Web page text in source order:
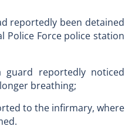
reportedly been detained
Police Force police station
guard reportedly noticed
breathing;
to the infirmary, where